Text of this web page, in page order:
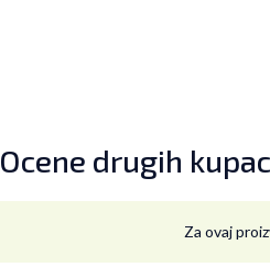
Ocene drugih
Za ovaj